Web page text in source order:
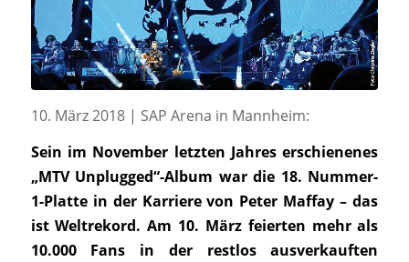
10. März 2018 | SAP Arena in Mannheim:
Sein im November letzten Jahres erschienenes
„MTV Unplugged“-Album war die 18. Nummer-
1-Platte in der Karriere von Peter Maffay – das
ist Weltrekord. Am 10. März feierten mehr als
10.000 Fans in der restlos ausverkauften